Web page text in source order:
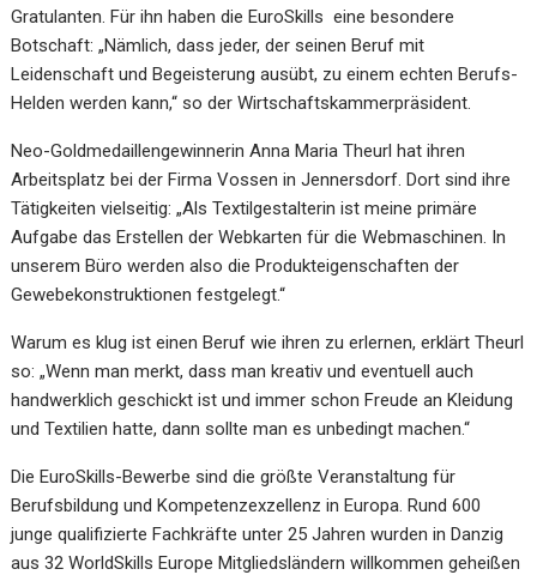
Gratulanten. Für ihn haben die EuroSkills eine besondere
Botschaft: „Nämlich, dass jeder, der seinen Beruf mit
Leidenschaft und Begeisterung ausübt, zu einem echten Berufs-
Helden werden kann,“ so der Wirtschaftskammerpräsident.
Neo-GoldmedaillengewinnerinAnna Maria Theurl hat ihren
Arbeitsplatz bei der Firma Vossen in Jennersdorf.Dort sind ihre
Tätigkeiten vielseitig: „Als Textilgestalterin ist meine primäre
Aufgabe das Erstellen der Webkarten für die Webmaschinen. In
unserem Büro werden also die Produkteigenschaften der
Gewebekonstruktionen festgelegt.“
Warum es klug ist einen Beruf wie ihren zu erlernen, erklärt Theurl
so: „Wenn man merkt, dass man kreativ und eventuell auch
handwerklich geschickt ist und immer schon Freude an Kleidung
und Textilien hatte, dann sollte man es unbedingt machen.“
Die EuroSkills-Bewerbe sind die größte Veranstaltung für
Berufsbildung und Kompetenzexzellenz in Europa. Rund 600
junge qualifizierte Fachkräfte unter 25 Jahren wurden in Danzig
aus 32 WorldSkills Europe Mitgliedsländern willkommen geheißen